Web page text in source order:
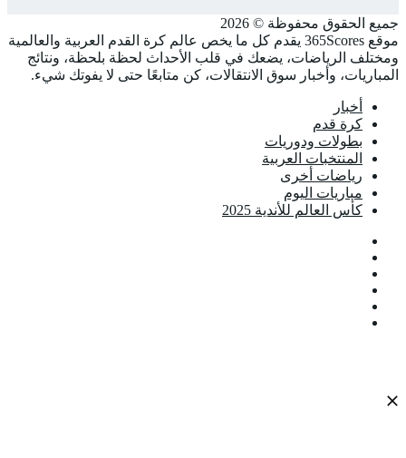
جميع الحقوق محفوظة ©️ 2026
موقع 365Scores يقدم كل ما يخص عالم كرة القدم العربية والعالمية
ومختلف الرياضات، يضعك في قلب الأحداث لحظة بلحظة، ونتائج
المباريات، وأخبار سوق الانتقالات، كن متابعًا حتى لا يفوتك شيء.
أخبار
كرة قدم
بطولات ودوريات
المنتخبات العربية
رياضات أخرى
مباريات اليوم
كأس العالم للأندية 2025